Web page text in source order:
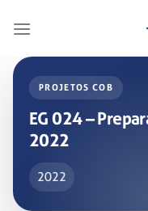
PROJETOS COB
EG 024 –
2022
2022